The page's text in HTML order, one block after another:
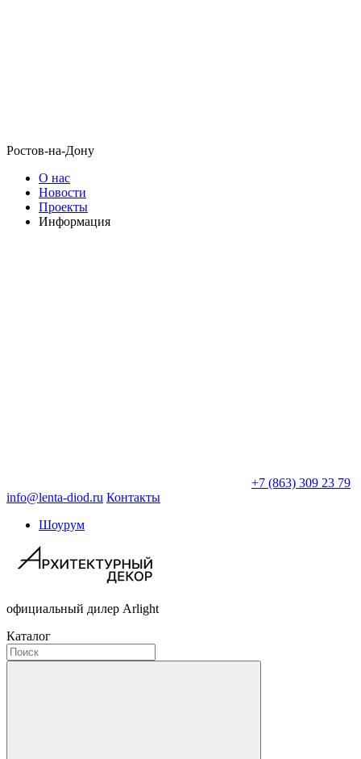
Ростов-на-Дону
О нас
Новости
Проекты
Информация
+7 (863) 309 23 79
info@lenta-diod.ru Контакты
Шоурум
официальный дилер Arlight
Каталог